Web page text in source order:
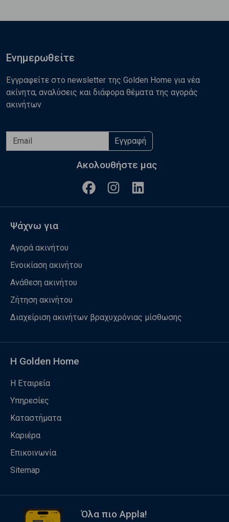
Ενημερωθείτε
Εγγραφείτε στο newsletter της Golden Home για νέα
ακίνητα, αναλύσεις και διάφορα θέματα της αγοράς
ακινήτων
Εγγραφή
Ακολουθήστε μας
Ψάχνω για
Αγορά ακινήτου
Ενοικίαση ακινήτου
Ανάθεση ακινήτου
Ζήτηση ακινήτου
Διαχείριση ακινήτων βραχυχρόνιας μίσθωσης
Η Golden Home
Η Εταιρεία
Υπηρεσίες
Καταστήματα
Καριέρα
Επικοινωνία
Sitemap
Όλα πιο Appla!